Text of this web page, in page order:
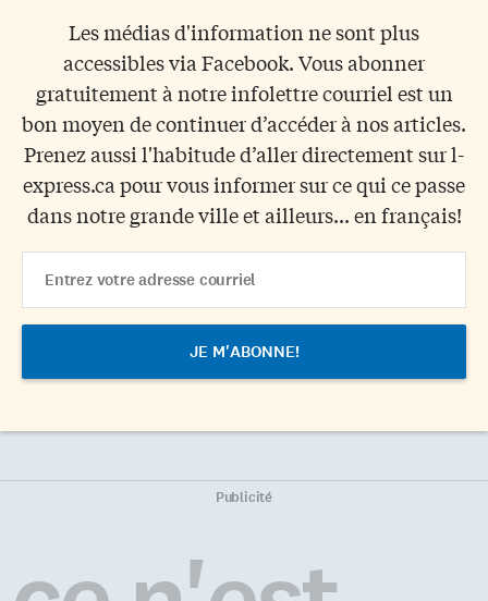
Les médias d'information ne sont plus
accessibles via Facebook. Vous abonner
gratuitement à notre infolettre courriel est un
bon moyen de continuer d’accéder à nos articles.
Prenez aussi l'habitude d’aller directement sur l-
express.ca pour vous informer sur ce qui ce passe
dans notre grande ville et ailleurs... en français!
Address
Publicité